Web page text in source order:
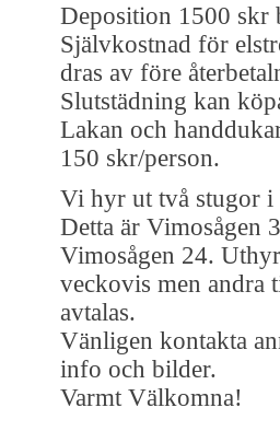
Deposition 1500 skr
Självkostnad för
dras av före
Slutstädning kan
Lakan och
150 skr/person.
Vi hyr ut två stugor i
Detta är Vimosågen
Vimosågen 24.
veckovis men andra
avtalas.
Vänligen kontakta
info och bilder.
Varmt Välkomna!